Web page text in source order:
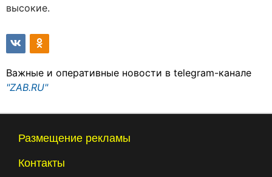
высокие.
Важные и оперативные новости в telegram-канале
"ZAB.RU"
Размещение рекламы
Контакты